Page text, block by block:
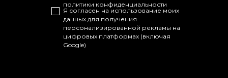
политики конфиденциальности
Я согласен на использование моих
данных для получения
персонализированной рекламы на
цифровых платформах (включая
Google)